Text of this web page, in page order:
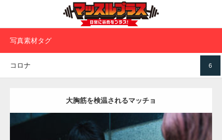
写真素材タグ
6
コロナ
大胸筋を検温されるマッチョ